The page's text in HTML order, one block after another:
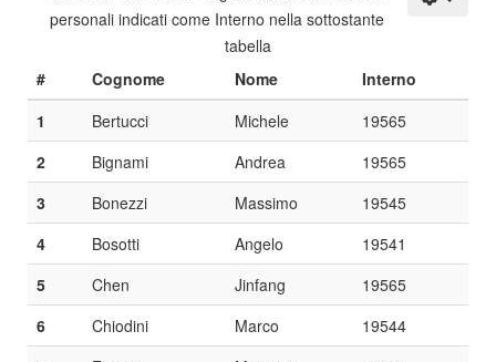
personali indicati come Interno nella sottostante
tabella
#
Cognome Nome
Interno
1
Bertucci Michele
19565
2
Bignami Andrea
19565
3
Bonezzi Massimo
19545
4
Bosotti Angelo
19541
5
Chen Jinfang
19565
6
Chiodini Marco
19544